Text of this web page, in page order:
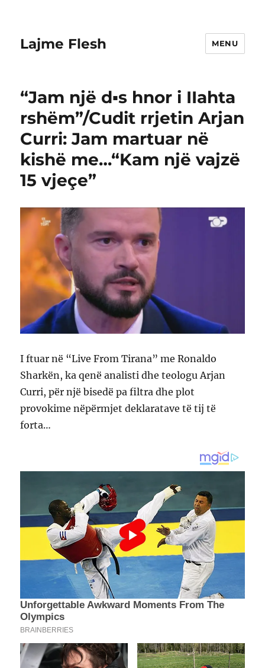
Lajme Flesh MENU
“Jam një d▪︎s hnor i IIahta
rshëm”/Cudit rrjetin Arjan
Curri: Jam martuar në
kishë me…“Kam një vajzë
15 vjeçe”
I ftuar në “Live From Tirana” me Ronaldo
Sharkën, ka qenë analisti dhe teologu Arjan
Curri, për një bisedë pa filtra dhe plot
provokime nëpërmjet deklaratave të tij të
forta…